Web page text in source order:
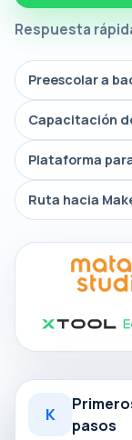
Respuesta
Preescolar a
Capacitación
Plataforma
Ruta hacia
K
pasos